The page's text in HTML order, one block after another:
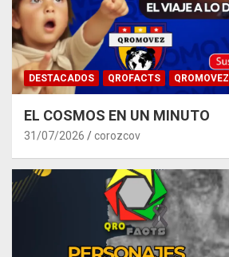
DESTACADOS QROFACTS QROMOVEZ
EL COSMOS EN UN MINUTO
31/07/2026 corozcov